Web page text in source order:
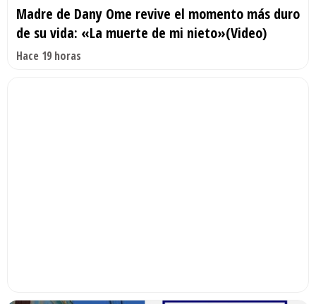
Madre de Dany Ome revive el momento más duro
de su vida: «La muerte de mi nieto»(Video)
Hace 19 horas